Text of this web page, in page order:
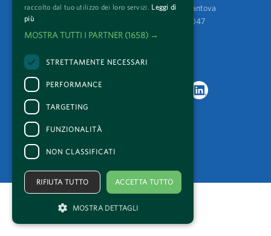
Via Baldassarre Castiglioni 4, 46100 Mantova
t +39 0376 223989 f +39 0376 367047
segreteria@festivaletteratura.it
RUNTS 85667 - REA 260233
raccolto dal tuo utilizzo dei loro servizi.
Leggi di
più
MOSTRA TUTTI I PARTNER (1658) →
STRETTAMENTE NECESSARI
PERFORMANCE
TARGETING
FUNZIONALITÀ
NON CLASSIFICATI
ACCETTA TUTTO
RIFIUTA TUTTO
MOSTRA DETTAGLI